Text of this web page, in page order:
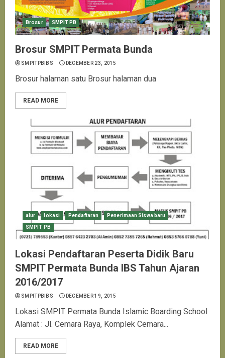
Brosur SMPIT PB
Brosur SMPIT Permata Bunda
SMPITPBIBS DECEMBER 23, 2015
Brosur halaman satu Brosur halaman dua
READ MORE
alur lokasi Pendaftaran Penerimaan Siswa baru
SMPIT PB
Lokasi Pendaftaran Peserta Didik Baru
SMPIT Permata Bunda IBS Tahun Ajaran
2016/2017
SMPITPBIBS DECEMBER 19, 2015
Lokasi SMPIT Permata Bunda Islamic Boarding School
Alamat : Jl. Cemara Raya, Komplek Cemara...
READ MORE